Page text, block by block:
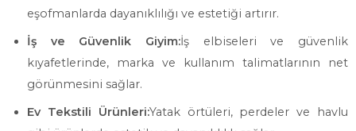
eşofmanlarda dayanıklılığı ve estetiği artırır.
İş ve Güvenlik Giyim:İş elbiseleri ve güvenlik
kıyafetlerinde, marka ve kullanım talimatlarının net
görünmesini sağlar.
Ev Tekstili Ürünleri:Yatak örtüleri, perdeler ve havlu